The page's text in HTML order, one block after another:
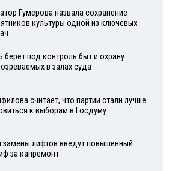
Гумерова назвала сохранение
культуры одной из ключевых
под контроль быт и охрану
в залах суда
считает, что партии стали лучше
к выборам в Госдуму
замены лифтов введут повышенный
за капремонт